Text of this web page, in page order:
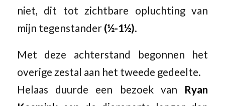
niet, dit tot zichtbare opluchting van
mijn tegenstander (½-1½).
Met deze achterstand begonnen het
overige zestal aan het tweede gedeelte.
Helaas duurde een bezoek van Ryan